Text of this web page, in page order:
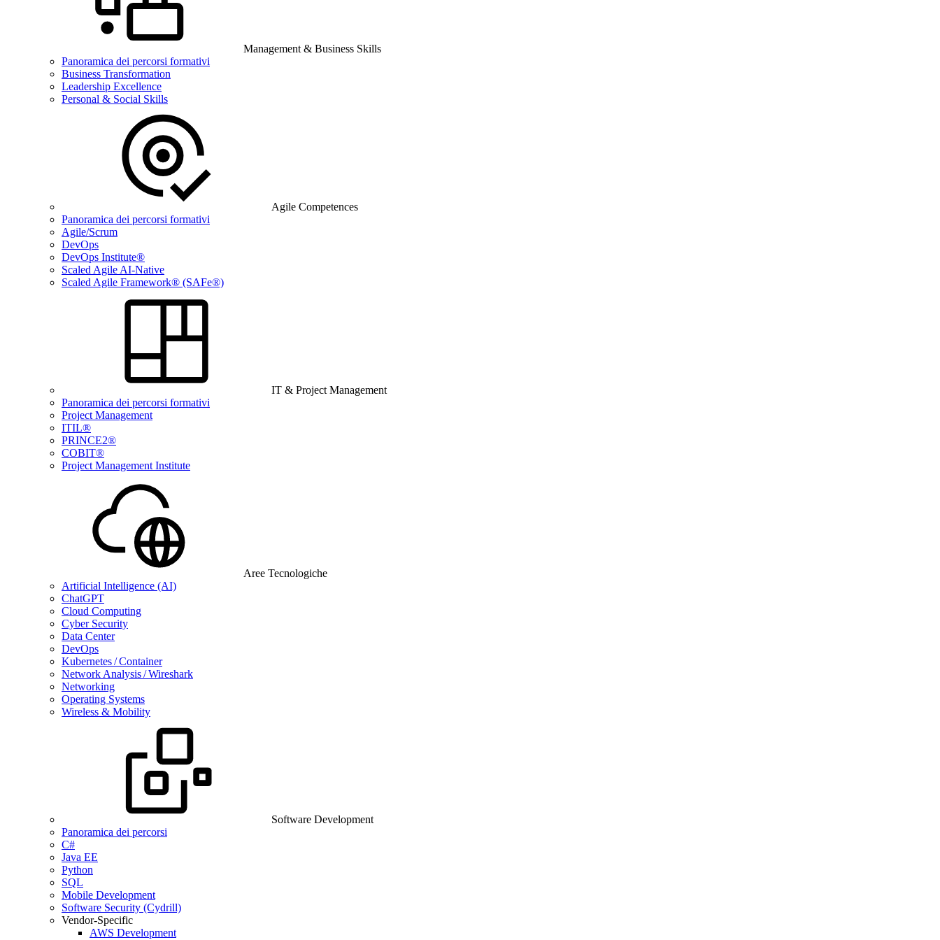
Management & Business Skills
Panoramica dei percorsi formativi
Business Transformation
Leadership Excellence
Personal & Social Skills
Agile Competences
Panoramica dei percorsi formativi
Agile/Scrum
DevOps
DevOps Institute®
Scaled Agile AI-Native
Scaled Agile Framework® (SAFe®)
IT & Project Management
Panoramica dei percorsi formativi
Project Management
ITIL®
PRINCE2®
COBIT®
Project Management Institute
Aree Tecnologiche
Artificial Intelligence (AI)
ChatGPT
Cloud Computing
Cyber Security
Data Center
DevOps
Kubernetes / Container
Network Analysis / Wireshark
Networking
Operating Systems
Wireless & Mobility
Software Development
Panoramica dei percorsi
C#
Java EE
Python
SQL
Mobile Development
Software Security (Cydrill)
Vendor-Specific
AWS Development